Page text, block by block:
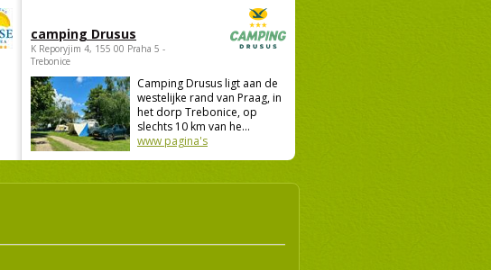
camping Drusus
K Reporyjim 4, 155 00 Praha 5 -
Trebonice
Camping Drusus ligt aan de
westelijke rand van Praag, in
het dorp Trebonice, op
slechts 10 km van he...
www pagina's